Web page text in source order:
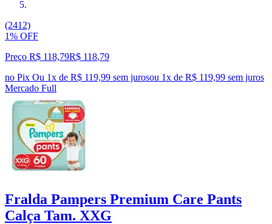
(2412)
1% OFF
Preço R$ 118,79R$ 118,79
no Pix Ou 1x de R$ 119,99 sem jurosou 1x de R$ 119,99 sem juros
Mercado Full
Fralda Pampers Premium Care Pants
Calça Tam. XXG